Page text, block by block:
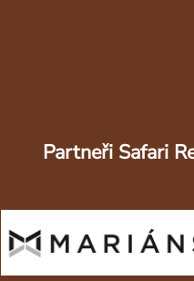
Partneři Safari